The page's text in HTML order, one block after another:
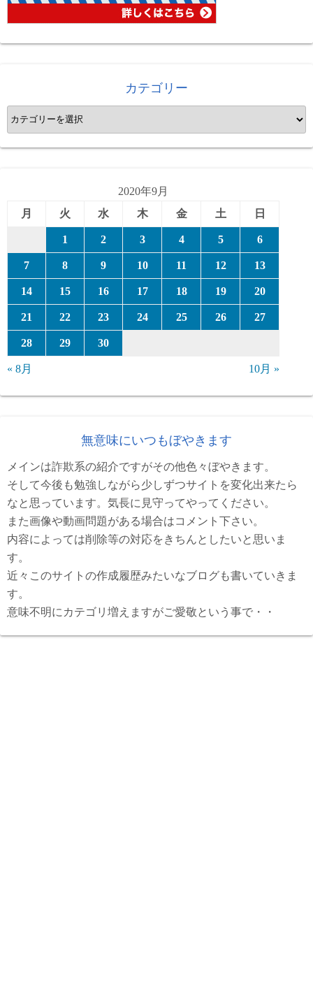
カテゴリー
カ
テ
ゴ
2020年9月
月
火 水 木 金 土 日
1 2 3 4 5 6
7 8 9 10 11 12 13
14 15 16 17 18 19 20
21 22 23 24 25 26 27
28 29 30
« 8月 10月 »
無意味にいつもぼやきます
メインは詐欺系の紹介ですがその他色々ぼやきます。
そして今後も勉強しながら少しずつサイトを変化出来たら
なと思っています。気長に見守ってやってください。
また画像や動画問題がある場合はコメント下さい。
内容によっては削除等の対応をきちんとしたいと思いま
す。
近々このサイトの作成履歴みたいなブログも書いていきま
す。
意味不明にカテゴリ増えますがご愛敬という事で・・